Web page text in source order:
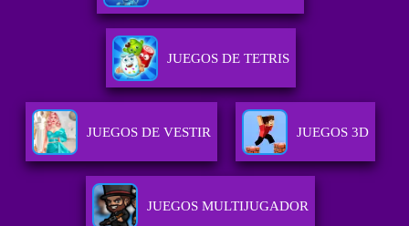
JUEGOS DE TETRIS
JUEGOS DE VESTIR JUEGOS 3D
JUEGOS MULTIJUGADOR